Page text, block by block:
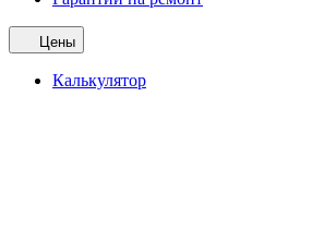
Цены
Калькулятор